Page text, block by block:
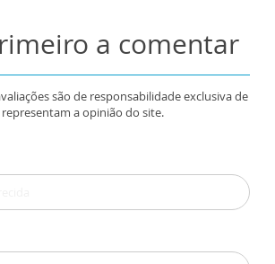
a comentar
são de responsabilidade exclusiva de
a opinião do site.